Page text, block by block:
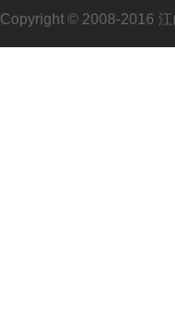
Copyright © 2008-2016